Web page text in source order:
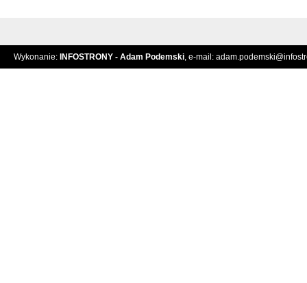
Wykonanie: INFOSTRONY - Adam Podemski, e-mail: